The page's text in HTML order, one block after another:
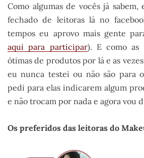
Como algumas de vocês já
fechado de leitoras lá no
tempos eu aprovo mais gente
aqui para participar). E como as
ótimas de produtos por lá e as
eu nunca testei ou não são para
pedi para elas indicarem algum
e não trocam por nada e agora vou
Os preferidos das leitoras do